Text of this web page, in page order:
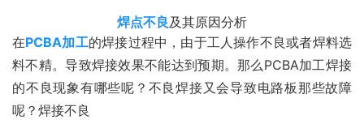
焊点不良及其原因分析
在PCBA加工的焊接过程中，由于工人操作不良或者焊料选
料不精。导致焊接效果不能达到预期。那么PCBA加工焊接
的不良现象有哪些呢？不良焊接又会导致电路板那些故障
呢？焊接不良